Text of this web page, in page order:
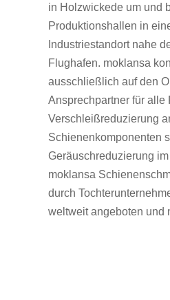
in Holzwickede um und
Produktionshallen in
Industriestandort nahe
Flughafen. moklansa
ausschließlich auf den
Ansprechpartner für alle
Verschleißreduzierung
Schienenkomponenten
Geräuschreduzierung
moklansa
durch
weltweit angeboten und